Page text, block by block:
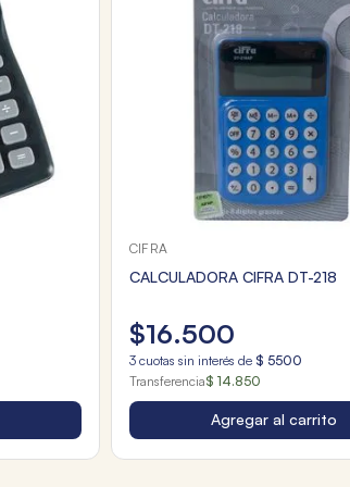
CIFRA
CALCULADORA CIFRA DT-218
$16.500
3 cuotas sin interés de $ 5500
Transferencia$ 14.850
Agregar al carrito